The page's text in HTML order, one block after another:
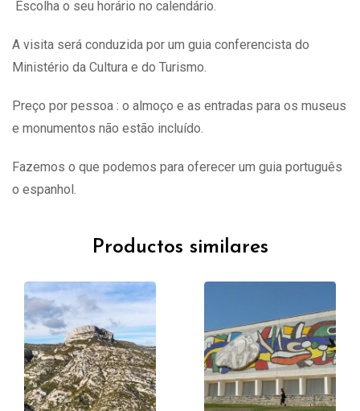
Escolha o seu horário no calendário.
A visita será conduzida por um guia conferencista do
Ministério da Cultura e do Turismo.
Preço por pessoa : o almoço e as entradas para os museus
e monumentos não estão incluído.
Fazemos o que podemos para oferecer um guia português
o espanhol.
Productos similares